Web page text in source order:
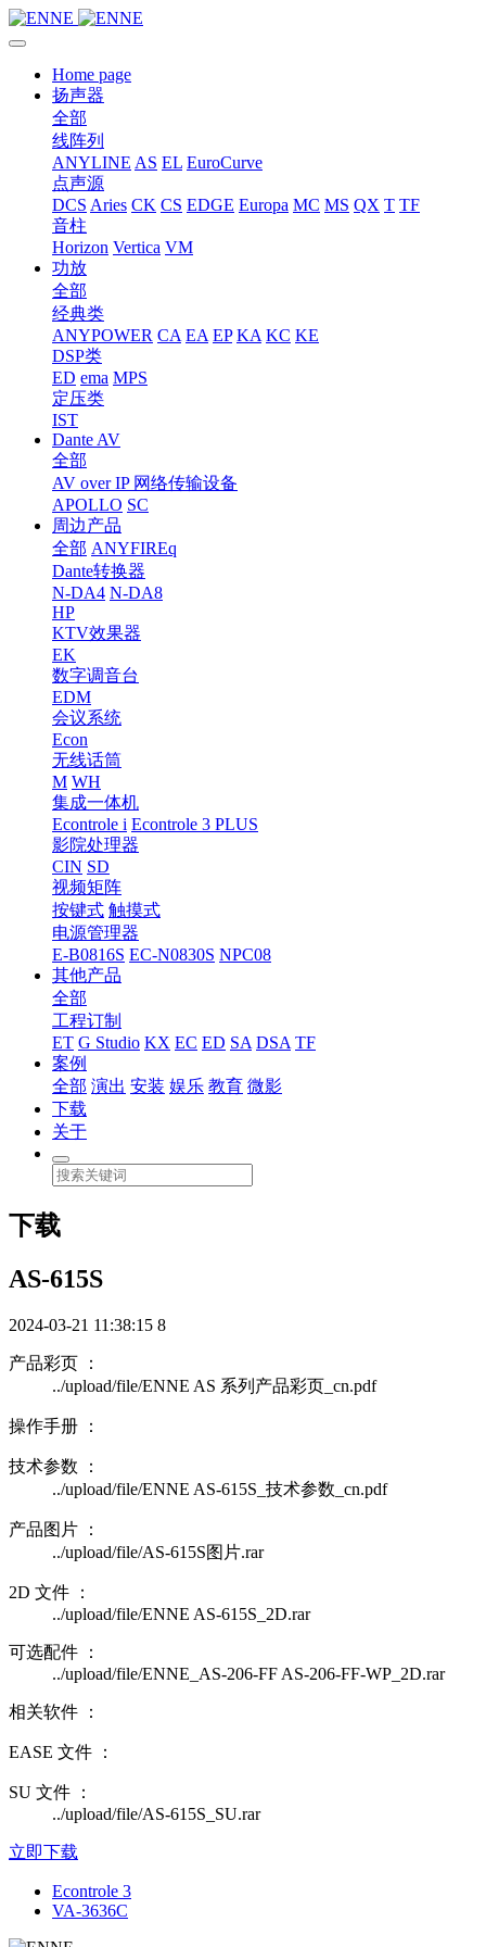
Home page
扬声器
全部
线阵列
ANYLINE AS EL EuroCurve
点声源
DCS Aries CK CS EDGE Europa MC MS QX T TF
音柱
Horizon Vertica VM
功放
全部
经典类
ANYPOWER CA EA EP KA KC KE
DSP类
ED ema MPS
定压类
IST
Dante AV
全部
AV over IP 网络传输设备
APOLLO SC
周边产品
全部 ANYFIREq
Dante转换器
N-DA4 N-DA8
HP
KTV效果器
EK
数字调音台
EDM
会议系统
Econ
无线话筒
M WH
集成一体机
Econtrole i Econtrole 3 PLUS
影院处理器
CIN SD
视频矩阵
按键式 触摸式
电源管理器
E-B0816S EC-N0830S NPC08
其他产品
全部
工程订制
ET G Studio KX EC ED SA DSA TF
案例
全部 演出 安装 娱乐 教育 微影
下载
关于
下载
AS-615S
2024-03-21 11:38:15 8
产品彩页 ：
../upload/file/ENNE AS 系列产品彩页_cn.pdf
操作手册 ：
技术参数 ：
../upload/file/ENNE AS-615S_技术参数_cn.pdf
产品图片 ：
../upload/file/AS-615S图片.rar
2D 文件 ：
../upload/file/ENNE AS-615S_2D.rar
可选配件 ：
../upload/file/ENNE_AS-206-FF AS-206-FF-WP_2D.rar
相关软件 ：
EASE 文件 ：
SU 文件 ：
../upload/file/AS-615S_SU.rar
立即下载
Econtrole 3
VA-3636C